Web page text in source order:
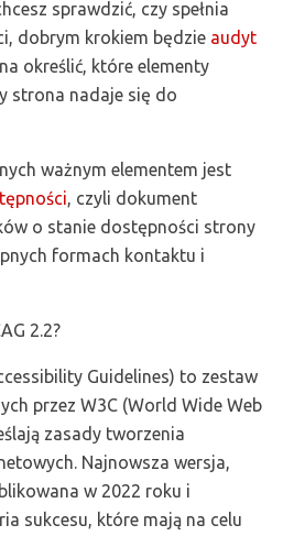
sprawdzić, czy spełnia
dobrym krokiem będzie audyt
określić, które elementy
strona nadaje się do
ważnym elementem jest
, czyli dokument
o stanie dostępności strony
formach kontaktu i
2.2?
Guidelines) to zestaw
przez W3C (World Wide Web
zasady tworzenia
Najnowsza wersja,
w 2022 roku i
sukcesu, które mają na celu